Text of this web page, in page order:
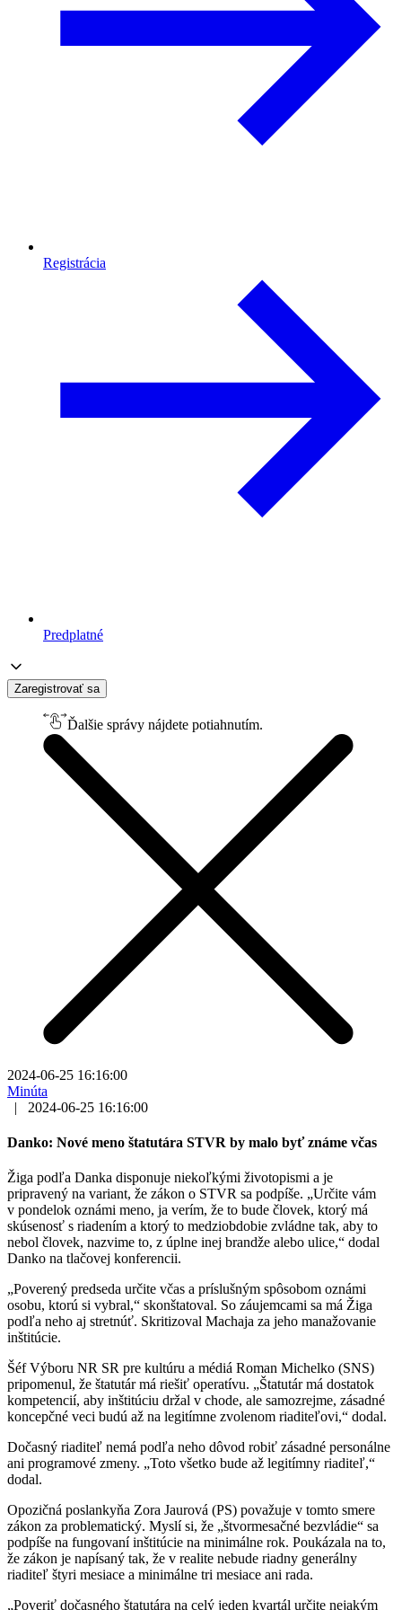
Registrácia
Predplatné
Zaregistrovať sa
Ďalšie správy nájdete potiahnutím.
2024-06-25 16:16:00
Minúta
|
2024-06-25 16:16:00
Danko: Nové meno štatutára STVR by malo byť známe včas
Žiga podľa Danka disponuje niekoľkými životopismi a je
pripravený na variant, že zákon o STVR sa podpíše. „Určite vám
v pondelok oznámi meno, ja verím, že to bude človek, ktorý má
skúsenosť s riadením a ktorý to medziobdobie zvládne tak, aby to
nebol človek, nazvime to, z úplne inej brandže alebo ulice,“ dodal
Danko na tlačovej konferencii.
„Poverený predseda určite včas a príslušným spôsobom oznámi
osobu, ktorú si vybral,“ skonštatoval. So záujemcami sa má Žiga
podľa neho aj stretnúť. Skritizoval Machaja za jeho manažovanie
inštitúcie.
Šéf Výboru NR SR pre kultúru a médiá Roman Michelko (SNS)
pripomenul, že štatutár má riešiť operatívu. „Štatutár má dostatok
kompetencií, aby inštitúciu držal v chode, ale samozrejme, zásadné
koncepčné veci budú až na legitímne zvolenom riaditeľovi,“ dodal.
Dočasný riaditeľ nemá podľa neho dôvod robiť zásadné personálne
ani programové zmeny. „Toto všetko bude až legitímny riaditeľ,“
dodal.
Opozičná poslankyňa Zora Jaurová (PS) považuje v tomto smere
zákon za problematický. Myslí si, že „štvormesačné bezvládie“ sa
podpíše na fungovaní inštitúcie na minimálne rok. Poukázala na to,
že zákon je napísaný tak, že v realite nebude riadny generálny
riaditeľ štyri mesiace a minimálne tri mesiace ani rada.
„Poveriť dočasného štatutára na celý jeden kvartál určite nejakým